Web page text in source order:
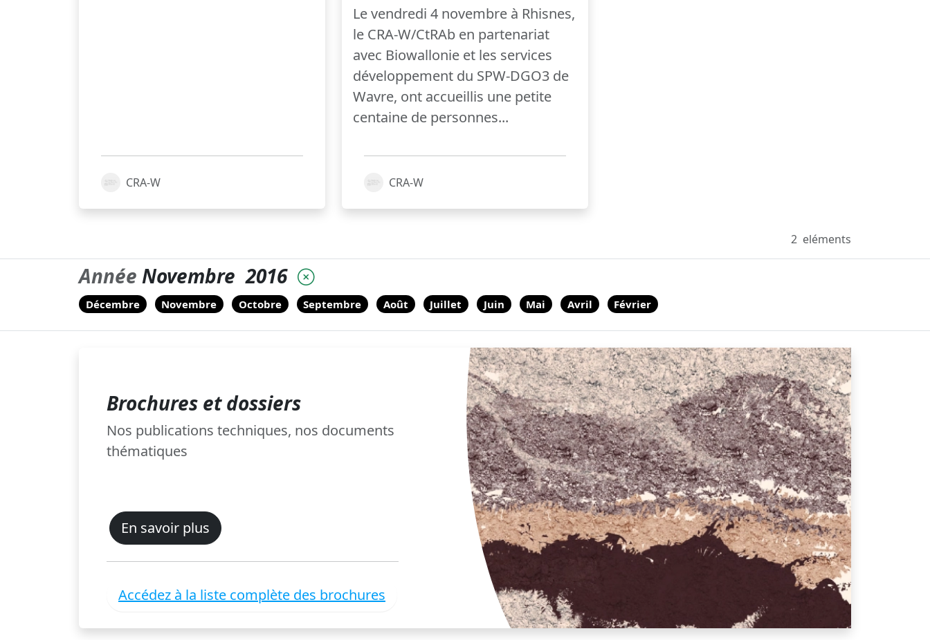
CRA-W
Le vendredi 4 novembre à Rhisnes,
le CRA-W/CtRAb en partenariat
avec Biowallonie et les services
développement du SPW-DGO3 de
Wavre, ont accueillis une petite
centaine de personnes...
CRA-W
2 eléments
Année Novembre 2016
Décembre Novembre Octobre Septembre Août Juillet Juin Mai Avril Février
Brochures et dossiers
Nos publications techniques, nos documents
thématiques
En savoir plus
Accédez à la liste complète des brochures